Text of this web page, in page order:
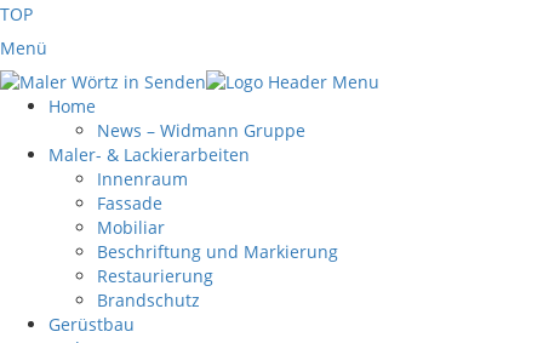
TOP
Menü
Home
News – Widmann Gruppe
Maler- & Lackierarbeiten
Innenraum
Fassade
Mobiliar
Beschriftung und Markierung
Restaurierung
Brandschutz
Gerüstbau